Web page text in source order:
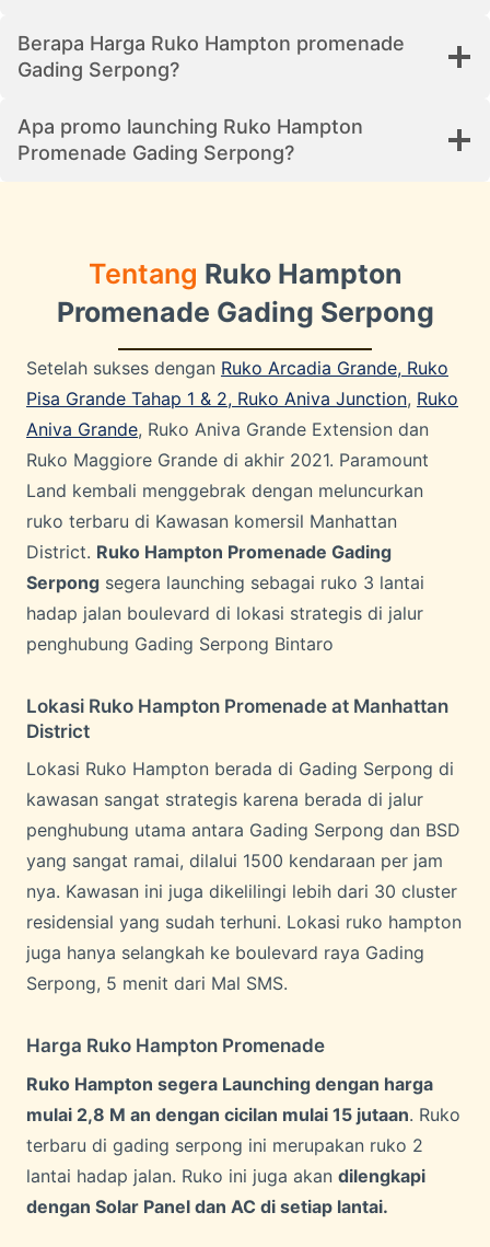
Berapa Harga Ruko Hampton promenade
Gading Serpong?
Apa promo launching Ruko Hampton
Promenade Gading Serpong?
Tentang Ruko Hampton
Promenade Gading Serpong
Setelah sukses dengan Ruko Arcadia Grande, Ruko
Pisa Grande Tahap 1 & 2, Ruko Aniva Junction, Ruko
Aniva Grande, Ruko Aniva Grande Extension dan
Ruko Maggiore Grande di akhir 2021. Paramount
Land kembali menggebrak dengan meluncurkan
ruko terbaru di Kawasan komersil Manhattan
District. Ruko Hampton Promenade Gading
Serpong segera launching sebagai ruko 3 lantai
hadap jalan boulevard di lokasi strategis di jalur
penghubung Gading Serpong Bintaro
Lokasi Ruko Hampton Promenade at Manhattan
District
Lokasi Ruko Hampton berada di Gading Serpong di
kawasan sangat strategis karena berada di jalur
penghubung utama antara Gading Serpong dan BSD
yang sangat ramai, dilalui 1500 kendaraan per jam
nya. Kawasan ini juga dikelilingi lebih dari 30 cluster
residensial yang sudah terhuni. Lokasi ruko hampton
juga hanya selangkah ke boulevard raya Gading
Serpong, 5 menit dari Mal SMS.
Harga Ruko Hampton Promenade
Ruko Hampton segera Launching dengan harga
mulai 2,8 M an dengan cicilan mulai 15 jutaan. Ruko
terbaru di gading serpong ini merupakan ruko 2
lantai hadap jalan. Ruko ini juga akan dilengkapi
dengan Solar Panel dan AC di setiap lantai.